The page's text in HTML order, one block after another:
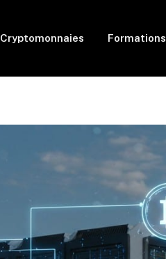
Cryptomonnaies Formations